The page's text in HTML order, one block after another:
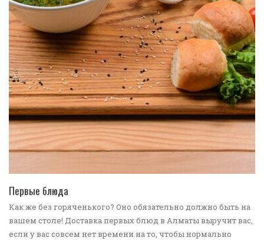
Первые блюда
Как же без горяченького? Оно обязательно должно быть на
вашем столе! Доставка первых блюд в Алматы выручит вас,
если у вас совсем нет времени на то, чтобы нормально